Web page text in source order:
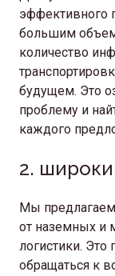
эффективного
большим
количество
будущем. Это
проблему и
каждого
2.
Мы предлагаем
от наземных и
логистики.
обращаться к